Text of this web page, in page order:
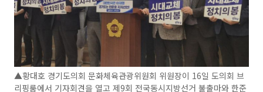
▲황대호 경기도의회 문화체육관광위원회 위원장이 16일 도의회 브
리핑룸에서 기자회견을 열고 제9회 전국동시지방선거 불출마와 한준